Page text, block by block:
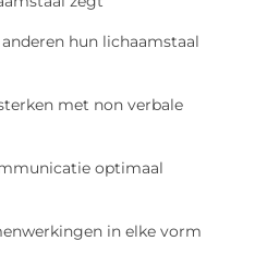
hun lichaamstaal
met non verbale
optimaal
in elke vorm